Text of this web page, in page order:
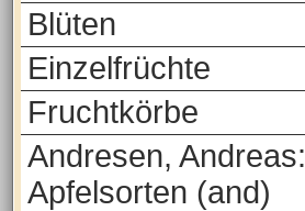
Blüten
Einzelfrüchte
Fruchtkörbe
Andresen, Andreas:
Apfelsorten (and)